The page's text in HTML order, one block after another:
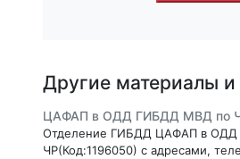
Другие материалы и
ЦАФАП в ОДД ГИБДД МВД по
Отделение ГИБДД ЦАФАП в
ЧР(Код:1196050) с адресами,